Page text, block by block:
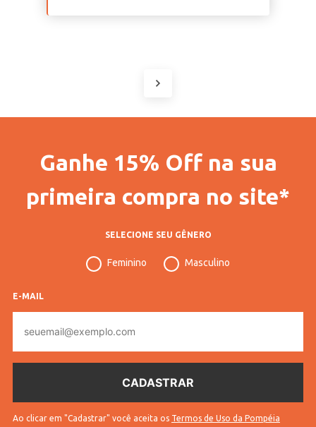
Ganhe 15% Off na sua
primeira compra no site*
SELECIONE SEU GÊNERO
Feminino Masculino
E-MAIL
mail
Ao clicar em "Cadastrar" você aceita os Termos de Uso da Pompéia